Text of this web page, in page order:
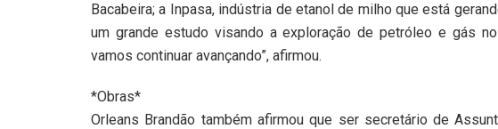
Bacabeira; a Inpasa, indústria de etanol de milho que está
um grande estudo visando a exploração de petróleo e gás
vamos continuar avançando”, afirmou.
*Obras*
Orleans Brandão também afirmou que ser secretário de